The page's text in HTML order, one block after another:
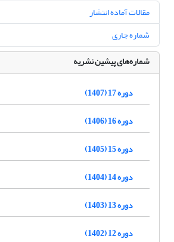
مقالات آماده انتشار
شماره جاری
شماره‌های پیشین نشریه
دوره 17 (1407)
دوره 16 (1406)
دوره 15 (1405)
دوره 14 (1404)
دوره 13 (1403)
دوره 12 (1402)